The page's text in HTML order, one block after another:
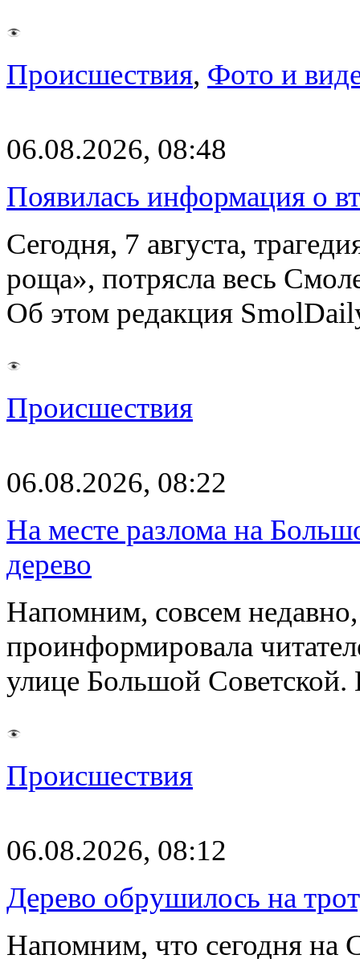
Происшествия, Фото и
06.08.2026, 08:48
Появилась информация о
Сегодня, 7 августа,
роща», потрясла весь
Об этом редакция
Происшествия
06.08.2026, 08:22
На месте разлома на
дерево
Напомним, совсем
проинформировала
улице Большой Советской.
Происшествия
06.08.2026, 08:12
Дерево обрушилось на
Напомним, что сегодня на